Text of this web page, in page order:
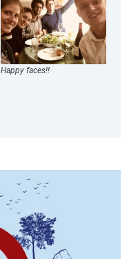
Happy faces!!